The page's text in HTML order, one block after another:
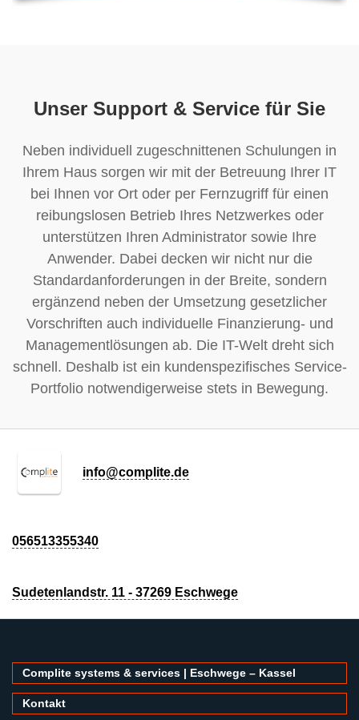
Unser Support & Service für Sie
Neben individuell zugeschnittenen Schulungen in
Ihrem Haus sorgen wir mit der Betreuung Ihrer IT
bei Ihnen vor Ort oder per Fernzugriff für einen
reibungslosen Betrieb Ihres Netzwerkes oder
unterstützen Ihren Administrator sowie Ihre
Anwender. Dabei decken wir nicht nur die
Standardanforderungen in der Breite, sondern
ergänzend neben der Umsetzung gesetzlicher
Vorschriften auch individuelle Finanzierung- und
Managementlösungen ab. Die IT-Welt dreht sich
schnell. Deshalb ist ein kundenspezifisches Service-
Portfolio notwendigerweise stets in Bewegung.
info@complite.de
056513355340
Sudetenlandstr. 11 - 37269 Eschwege
Complite systems & services | Eschwege – Kassel
Kontakt